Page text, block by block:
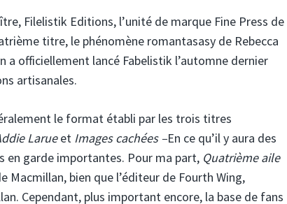
Filelistik Editions, l’unité de marque Fine Press de
titre, le phénomène romantasasy de Rebecca
officiellement lancé Fabelistik l’automne dernier
artisanales.
le format établi par les trois titres
Larueet Images cachées –En ce qu’il y aura des
en garde importantes. Pour ma part, Quatrième aile
bien que l’éditeur de Fourth Wing,
Cependant, plus important encore, la base de fans